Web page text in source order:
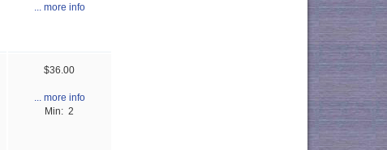
... more info
$36.00
... more info
Min: 2